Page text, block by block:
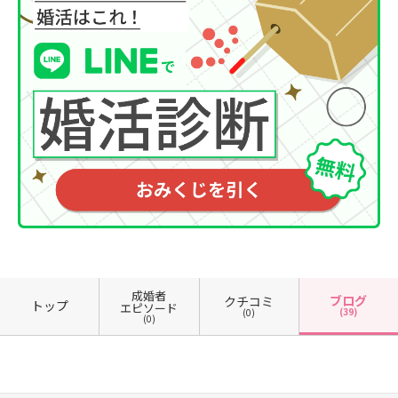
トップ
成婚者
エピソード
(0)
クチコミ
(0)
ブログ
(39)